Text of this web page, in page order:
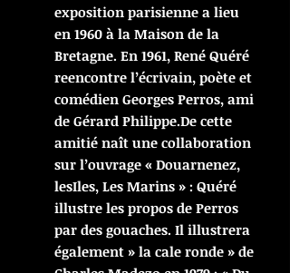
exposition parisienne a lieu
en 1960 à la Maison de la
Bretagne. En 1961, René Quéré
reencontre l’écrivain, poète et
comédien Georges Perros, ami
de Gérard Philippe.De cette
amitié naît une collaboration
sur l’ouvrage « Douarnenez,
lesIles, Les Marins » : Quéré
illustre les propos de Perros
par des gouaches. Il illustrera
également » la cale ronde » de